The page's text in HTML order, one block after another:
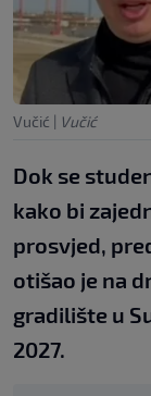
Vučić | Vučić
Dok se
kako bi
prosvjed,
otišao je na
gradilište u
2027.